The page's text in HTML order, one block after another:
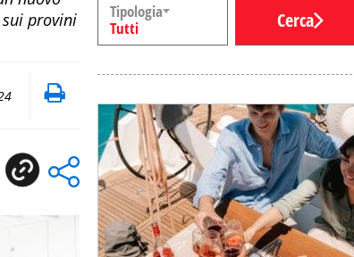
provini
Tipologia
Tutti
Cerca